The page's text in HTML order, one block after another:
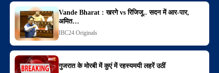
Vande Bharat : खरगे vs रिजिजू.. सदन में आर-पार,
अमित…
IBC24 Originals
गुजरात के मोरबी में कुएं में रहस्यमयी लहरें उठीं